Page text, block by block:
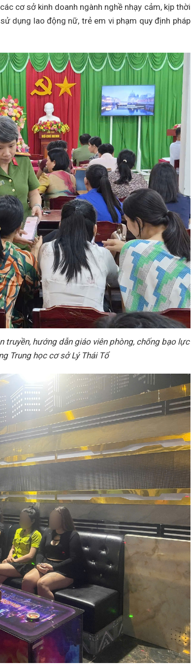
cơ sở kinh doanh ngành nghề nhạy cảm, kịp thời
dụng lao động nữ, trẻ em vi phạm quy định pháp
truyền, hướng dẫn giáo viên phòng, chống bạo lực
Trung học cơ sở Lý Thái Tổ